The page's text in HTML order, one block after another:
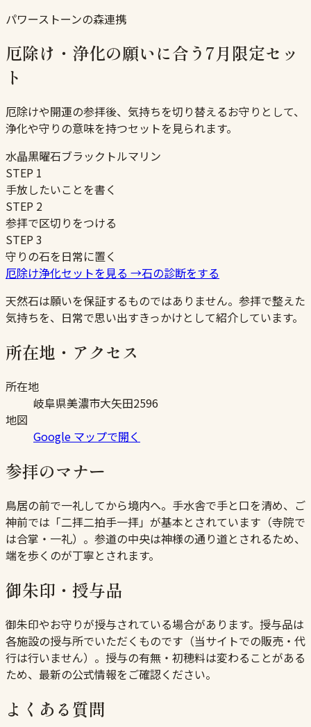
パワーストーンの森連携
厄除け・浄化の願いに合う7月限定セッ
ト
厄除けや開運の参拝後、気持ちを切り替えるお守りとして、
浄化や守りの意味を持つセットを見られます。
水晶黒曜石ブラックトルマリン
STEP 1
手放したいことを書く
STEP 2
参拝で区切りをつける
STEP3
守りの石を日常に置く
厄除け浄化セットを見る →石の診断をする
天然石は願いを保証するものではありません。参拝で整えた
気持ちを、日常で思い出すきっかけとして紹介しています。
所在地・アクセス
所在地
岐阜県美濃市大矢田2596
地図
Google マップで開く
参拝のマナー
鳥居の前で一礼してから境内へ。手水舎で手と口を清め、ご
神前では「二拝二拍手一拝」が基本とされています（寺院で
は合掌・一礼）。参道の中央は神様の通り道とされるため、
端を歩くのが丁寧とされます。
御朱印・授与品
御朱印やお守りが授与されている場合があります。授与品は
各施設の授与所でいただくものです（当サイトでの販売・代
行は行いません）。授与の有無・初穂料は変わることがある
ため、最新の公式情報をご確認ください。
よくある質問